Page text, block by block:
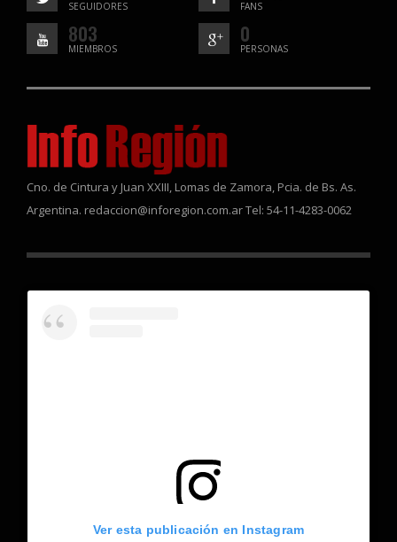
SEGUIDORES FANS
803
MIEMBROS
0
PERSONAS
Cno. de Cintura y Juan XXIII, Lomas de Zamora, Pcia. de Bs. As.
Argentina. redaccion@inforegion.com.ar Tel: 54-11-4283-0062
Ver esta publicación en Instagram